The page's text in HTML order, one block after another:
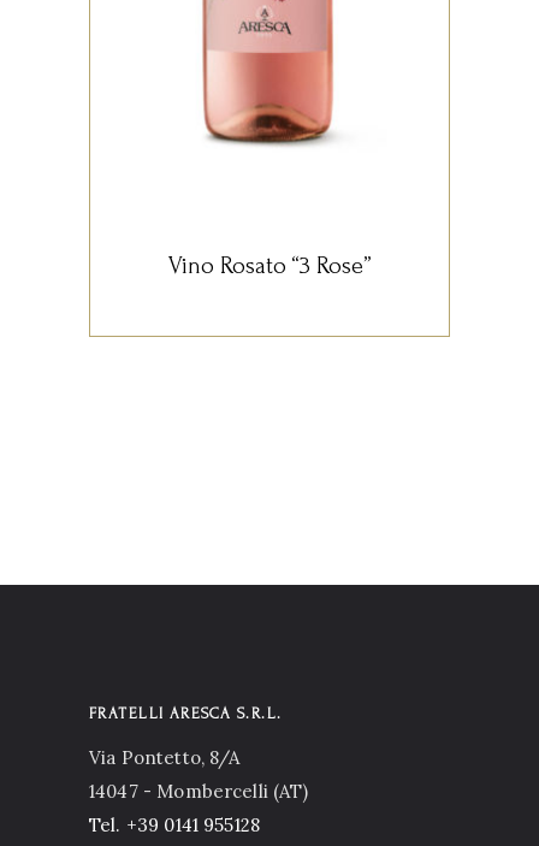
Vino Rosato “3 Rose”
FRATELLI ARESCA S.R.L.
Via Pontetto, 8/A
14047 - Mombercelli (AT)
Tel. +39 0141 955128